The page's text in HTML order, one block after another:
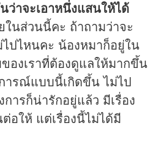
าจะเอาหนึ่งแสนให้ได้
นส่วนนี้คะ ถ้าถามว่าจะ
ปไหนคะ น้องหมาก็อยู่ใน
องเราที่ต้องดูแลให้มากขึ้น
ารณ์แบบนี้เกิดขึ้น ไม่ไป
ารก็น่ารักอยู่แล้ว มีเรื่อง
อให้ แต่เรื่องนี้ไม่ได้มี